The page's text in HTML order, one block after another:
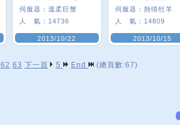
伺服器： 溫柔巨蟹
人 氣： 14736
2013/10/22
伺服器： 熱情牡羊
人 氣： 14809
2013/10/15
62 63 下一頁 5 End (總頁數:67)